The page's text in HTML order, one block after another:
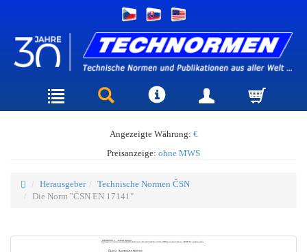
Angezeigte Währung: €
Preisanzeige: ohne MWS
Herausgeber
Technische Normen ČSN
Die Norm "ČSN EN 17141"